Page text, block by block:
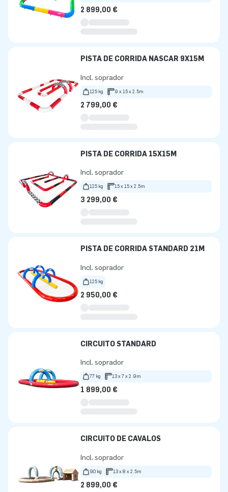
2 899,00 €
PISTA DE CORRIDA NASCAR 9X15M
Incl. soprador
125 kg 9 x 15 x 2.5m
2 799,00 €
PISTA DE CORRIDA 15X15M
Incl. soprador
125 kg 15 x 15 x 2.5m
3 299,00 €
PISTA DE CORRIDA STANDARD 21M
Incl. soprador
125 kg
2 950,00 €
CIRCUITO STANDARD
Incl. soprador
77 kg 13 x 7 x 2.9m
1 899,00 €
CIRCUITO DE CAVALOS
Incl. soprador
90 kg 13 x 8 x 2.5m
2 899,00 €